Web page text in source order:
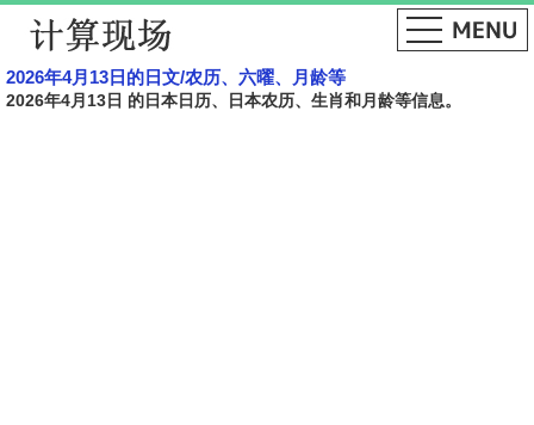
2026年4月13日的日文​​/农历、六曜、月龄等
2026年4月13日 的日本日历、日本农历、生肖和月龄等信息。